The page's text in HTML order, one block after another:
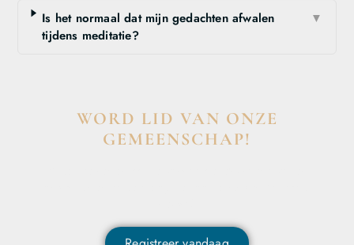
Is het normaal dat mijn gedachten afwalen
tijdens meditatie?
▼
WORD LID VAN ONZE
GEMEENSCHAP!